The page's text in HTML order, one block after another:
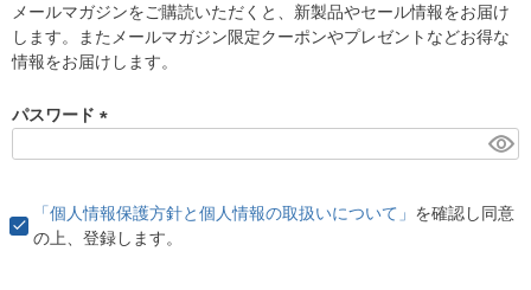
須
)
メールマガジンをご購読いただくと、新製品やセール情報をお届け
します。またメールマガジン限定クーポンやプレゼントなどお得な
情報をお届けします。
パスワード
)
「個人情報保護方針と個人情報の取扱いについて」 を確認し同意
の上、登録します。